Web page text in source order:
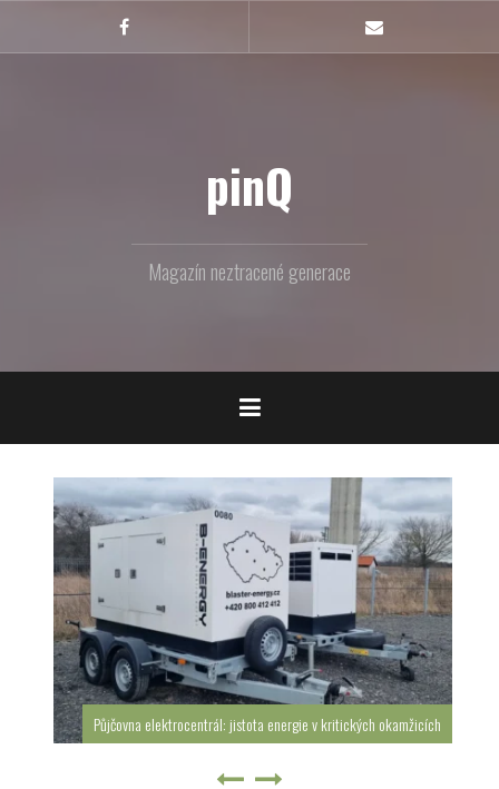
pinQ
Magazín neztracené generace
Půjčovna elektrocentrál: jistota energie v kritických okamžicích